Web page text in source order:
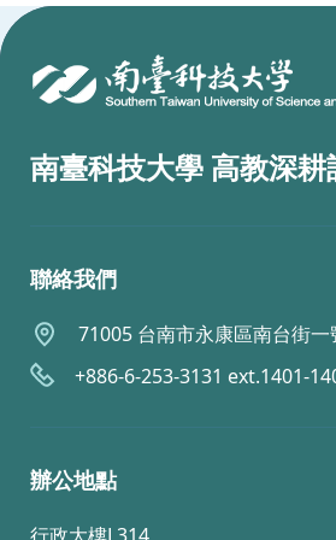
南臺科技大學 高教深耕
聯絡我們
71005 台南市永康區南台街一
+886-6-253-3131 ext.1401-
辦公地點